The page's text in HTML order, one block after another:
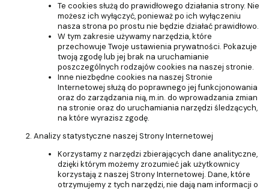
Te cookies służą do prawidłowego działania strony. Nie
możesz ich wyłączyć, ponieważ po ich wyłączeniu
nasza strona po prostu nie będzie działać prawidłowo.
W tym zakresie używamy narzędzia, które
przechowuje Twoje ustawienia prywatności. Pokazuje
twoją zgodę lub jej brak na uruchamianie
poszczególnych rodzajów cookies na naszej stronie.
Inne niezbędne cookies na naszej Stronie
Internetowej służą do poprawnego jej funkcjonowania
oraz do zarządzania nią, m.in. do wprowadzania zmian
na stronie oraz do uruchamiania narzędzi śledzących,
na które wyrazisz zgodę.
Analizy statystyczne naszej Strony Internetowej
Korzystamy z narzędzi zbierających dane analityczne,
dzięki którym możemy zrozumieć jak użytkownicy
korzystają z naszej Strony Internetowej. Dane, które
otrzymujemy z tych narzędzi, nie dają nam informacji o